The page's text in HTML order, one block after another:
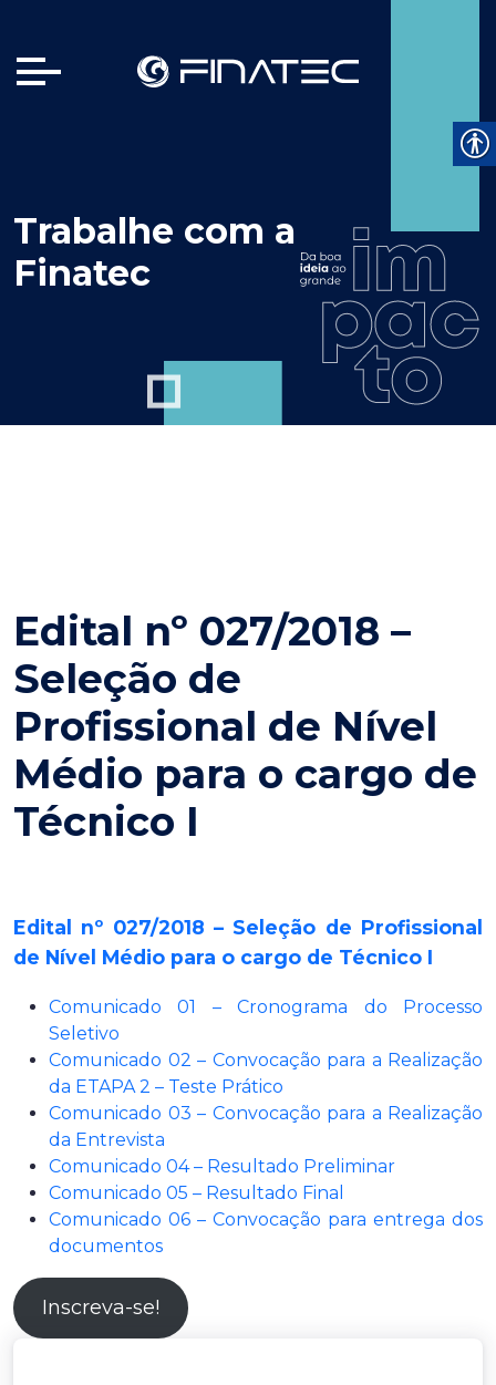
Trabalhe com a
Finatec
Edital nº 027/2018 –
Seleção de
Profissional de Nível
Médio para o cargo de
Técnico I
Edital nº 027/2018 – Seleção de Profissional
de Nível Médio para o cargo de Técnico I
Comunicado 01 – Cronograma do Processo
Seletivo
Comunicado 02 – Convocação para a Realização
da ETAPA 2 – Teste Prático
Comunicado 03 – Convocação para a Realização
da Entrevista
Comunicado 04 – Resultado Preliminar
Comunicado 05 – Resultado Final
Comunicado 06 – Convocação para entrega dos
documentos
Inscreva-se!